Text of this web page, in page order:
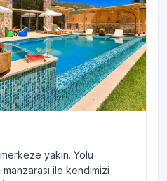
yakın. Yolu
ile kendimizi